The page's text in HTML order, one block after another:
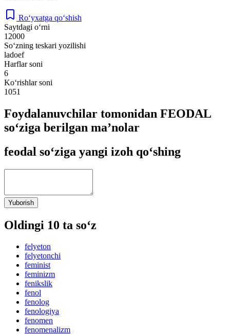
Ro‘yxatga qo‘shish
Saytdagi o‘rni
12000
So‘zning teskari yozilishi
ladoef
Harflar soni
6
Ko‘rishlar soni
1051
Foydalanuvchilar tomonidan FEODAL
so‘ziga berilgan ma’nolar
feodal so‘ziga yangi izoh qo‘shing
Yuborish
Oldingi 10 ta so‘z
felyeton
felyetonchi
feminist
feminizm
fenikslik
fenol
fenolog
fenologiya
fenomen
fenomenalizm